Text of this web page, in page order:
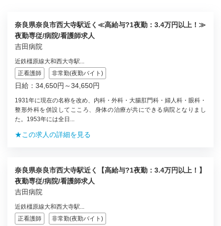
奈良県奈良市西大寺駅近く≪高給与?1夜勤：3.4万円以上！≫
夜勤専従/病院/看護師求人
吉田病院
近鉄橿原線大和西大寺駅...
正看護師
非常勤(夜勤バイト)
日給：34,650円～34,650円
1931年に現在の名称を改め、内科・外科・大腸肛門科・婦人科・眼科・
整形外科を併設してこころ、身体の治療が共にできる病院となりまし
た。1953年には全日...
★この求人の詳細を見る
奈良県奈良市西大寺駅近く【高給与?1夜勤：3.4万円以上！】
夜勤専従/病院/看護師求人
吉田病院
近鉄橿原線大和西大寺駅...
正看護師
非常勤(夜勤バイト)